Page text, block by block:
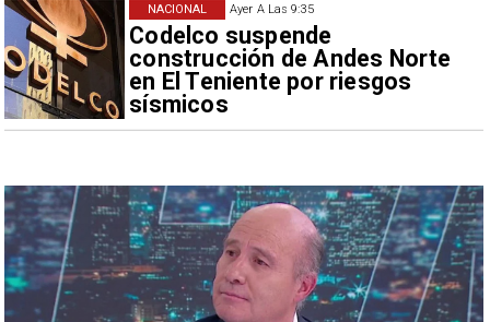
Ayer A Las 9:35
Codelco suspende
construcción de Andes Norte
en El Teniente por riesgos
sísmicos
NACIONAL